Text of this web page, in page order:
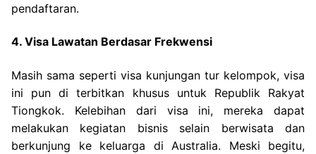
pendaftaran.
4. Visa Lawatan Berdasar Frekwensi
Masih sama seperti visa kunjungan tur kelompok, visa
ini pun di terbitkan khusus untuk Republik Rakyat
Tiongkok. Kelebihan dari visa ini, mereka dapat
melakukan kegiatan bisnis selain berwisata dan
berkunjung ke keluarga di Australia. Meski begitu,